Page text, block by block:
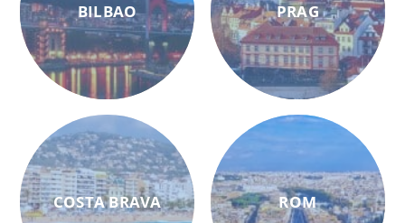
BILBAO
COSTA BRAVA
PRAG
ROM